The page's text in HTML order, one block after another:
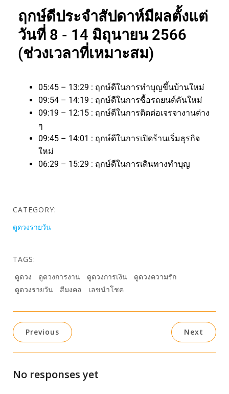
ฤกษ์ดีประจำสัปดาห์มีผลตั้งแต่
วันที่ 8 - 14 มิถุนายน 2566
(ช่วงเวลาที่เหมาะสม)
05:45 – 13:29 : ฤกษ์ดีในการทำบุญขึ้นบ้านใหม่
09:54 – 14:19 : ฤกษ์ดีในการซื้อรถยนต์คันใหม่
09:19 – 12:15 : ฤกษ์ดีในการติดต่อเจรจางานต่าง
ๆ
09:45 – 14:01 : ฤกษ์ดีในการเปิดร้านเริ่มธุรกิจ
ใหม่
06:29 – 15:29 : ฤกษ์ดีในการเดินทางทำบุญ
CATEGORY:
ดูดวงรายวัน
TAGS:
ดูดวง
ดูดวงการงาน ดูดวงการเงิน
ดูดวงความรัก
ดูดวงรายวัน
สีมงคล เลขนำโชค
Previous Next
No responses yet